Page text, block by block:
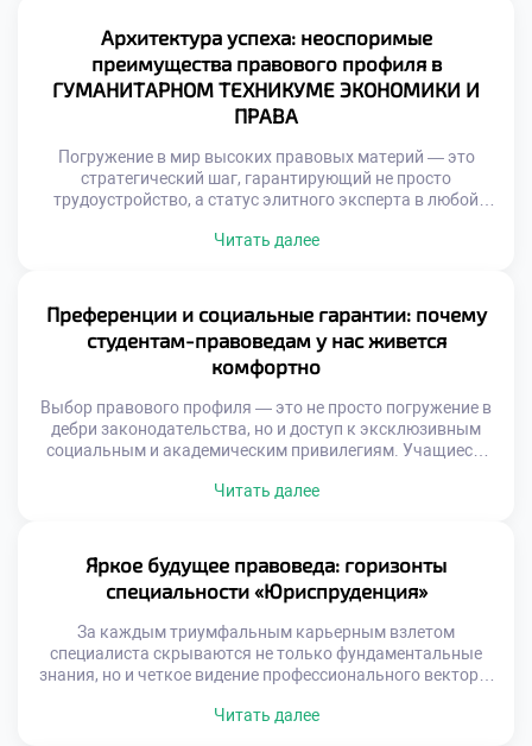
московском техникуме становится тем самым надежным
компасом, который помогает будущим экспертам
эффективно овладевать сложными […]
Архитектура успеха: неоспоримые
преимущества правового профиля в
ГУМАНИТАРНОМ ТЕХНИКУМЕ ЭКОНОМИКИ И
ПРАВА
Погружение в мир высоких правовых материй — это
стратегический шаг, гарантирующий не просто
трудоустройство, а статус элитного эксперта в любой
законотворчества, судебной практики и международных
любой сложности. Именно поэтому продуманное
обучение в московском техникуме становится тем самым
надежным трамплином, […]
Читать далее
Преференции и социальные гарантии: почему
студентам-правоведам у нас живется
комфортно
Выбор правового профиля — это не просто погружение в
дебри законодательства, но и доступ к эксклюзивным
социальным и академическим привилегиям. Учащиеся,
обретают мощный фундамент для личного и карьерного
в мир больших возможностей, где каждый студент
окружен заботой и […]
Читать далее
Яркое будущее правоведа: горизонты
специальности «Юриспруденция»
За каждым триумфальным карьерным взлетом
специалиста скрываются не только фундаментальные
знания, но и четкое видение профессионального вектора.
справедливости, охватывая в своей деятельности всё: от
Читать далее